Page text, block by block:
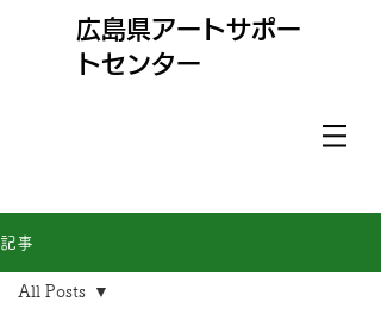
​広島県アートサポー
トセンター
記事
All Posts